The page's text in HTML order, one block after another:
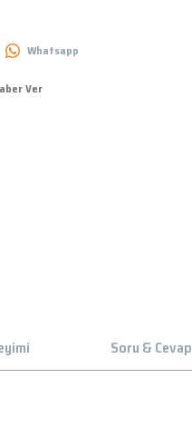
Whatsapp
Ver
Soru & Cevap